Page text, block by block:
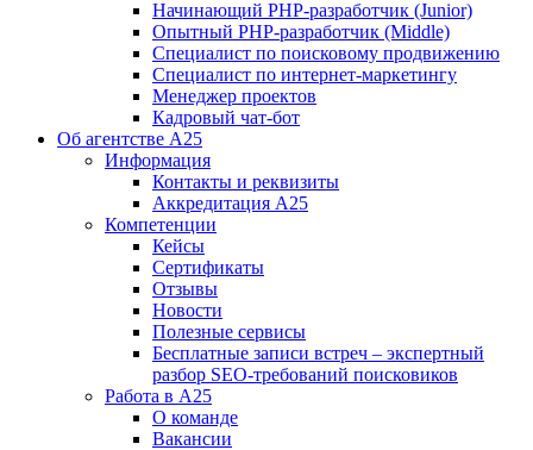
Начинающий PHP-разработчик (Junior)
Опытный PHP-разработчик (Middle)
Специалист по поисковому продвижению
Специалист по интернет-маркетингу
Менеджер проектов
Кадровый чат-бот
Об агентстве А25
Информация
Контакты и реквизиты
Аккредитация А25
Компетенции
Кейсы
Сертификаты
Отзывы
Новости
Полезные сервисы
Бесплатные записи встреч – экспертный
разбор SEO-требований поисковиков
Работа в А25
О команде
Вакансии